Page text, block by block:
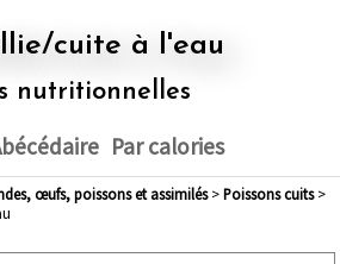
cuite à l'eau
nutritionnelles
Par calories
œufs, poissons et assimilés> poissons cuits>